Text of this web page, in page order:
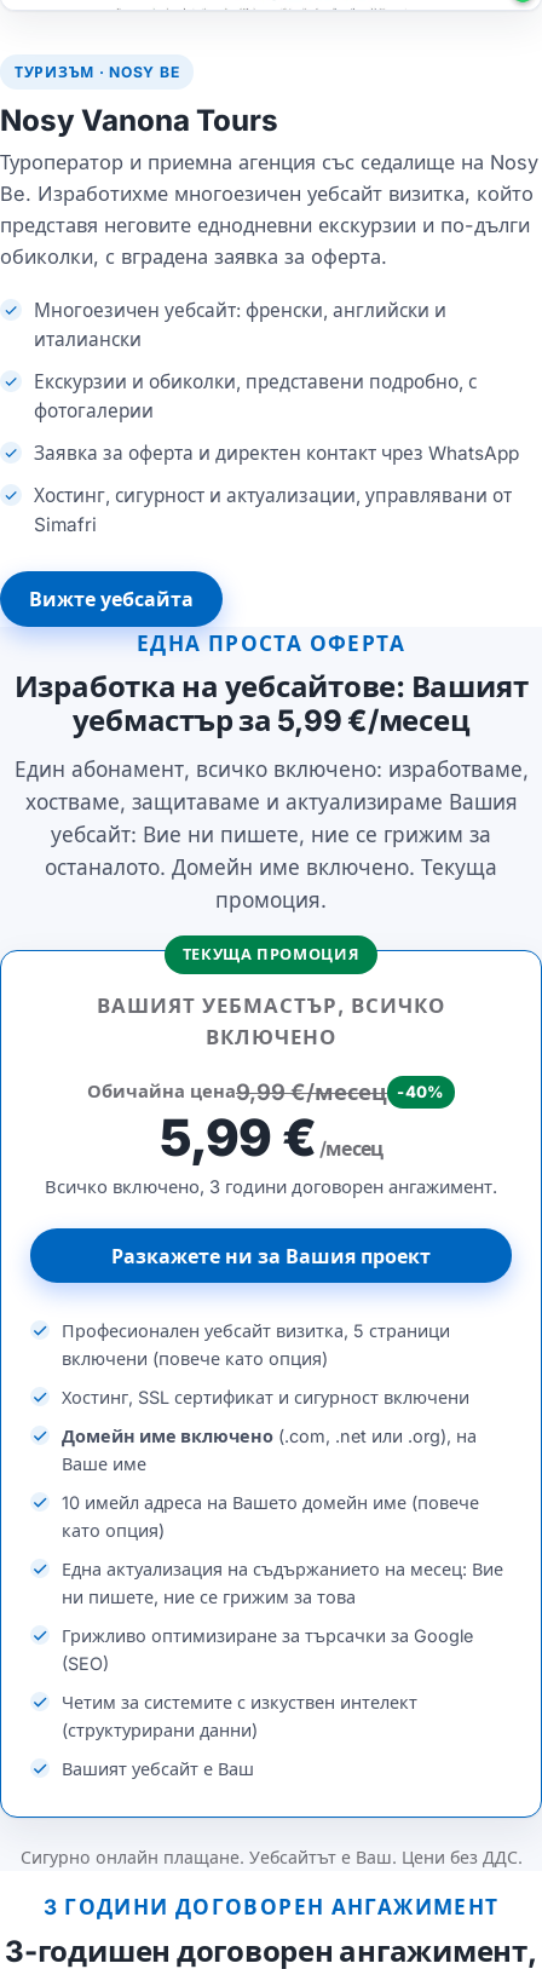
ТУРИЗЪМ · NOSY BE
Nosy Vanona Tours
Туроператор и приемна агенция със седалище на Nosy
Be. Изработихме многоезичен уебсайт визитка, който
представя неговите еднодневни екскурзии и по-дълги
обиколки, с вградена заявка за оферта.
Многоезичен уебсайт: френски, английски и
италиански
Екскурзии и обиколки, представени подробно, с
фотогалерии
Заявка за оферта и директен контакт чрез WhatsApp
Хостинг, сигурност и актуализации, управлявани от
Simafri
Вижте уебсайта
ЕДНА ПРОСТА ОФЕРТА
Изработка на уебсайтове: Вашият
уебмастър за 5,99 €/месец
Един абонамент, всичко включено: изработваме,
хостваме, защитаваме и актуализираме Вашия
уебсайт: Вие ни пишете, ние се грижим за
останалото. Домейн име включено. Текуща
промоция.
ТЕКУЩА ПРОМОЦИЯ
ВАШИЯТ УЕБМАСТЪР, ВСИЧКО
ВКЛЮЧЕНО
Обичайна цена9,99 €/месец -40%
5,99 € /месец
Всичко включено, 3 години договорен ангажимент.
Разкажете ни за Вашия проект
Професионален уебсайт визитка, 5 страници
включени (повече като опция)
Хостинг, SSL сертификат и сигурност включени
Домейн име включено (.com, .net или .org), на
Ваше име
10 имейл адреса на Вашето домейн име (повече
като опция)
Една актуализация на съдържанието на месец: Вие
ни пишете, ние се грижим за това
Грижливо оптимизиране за търсачки за Google
(SEO)
Четим за системите с изкуствен интелект
(структурирани данни)
Вашият уебсайт е Ваш
Сигурно онлайн плащане. Уебсайтът е Ваш. Цени без ДДС.
3 ГОДИНИ ДОГОВОРЕН АНГАЖИМЕНТ
3-годишен договорен ангажимент,